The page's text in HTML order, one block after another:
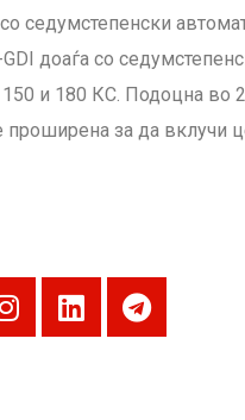
седумстепенски
доаѓа со
и 180 КС. Подоцна во
проширена за да вклучи